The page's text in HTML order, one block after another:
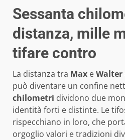
Sessanta
distanza, mille
tifare contro
La distanza tra Max eWalter
può diventare un confine
chilometri dividono due
identità forti e distinte. Le
rispecchiano in loro, che
orgoglio valori e tradizioni